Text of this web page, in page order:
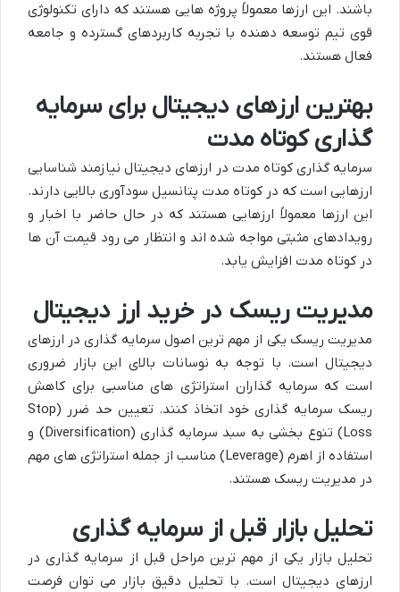
باشند. این ارزها معمولاً پروژه هایی هستند که دارای تکنولوژی
قوی تیم توسعه دهنده با تجربه کاربردهای گسترده و جامعه
فعال هستند.
بهترین ارزهای دیجیتال برای سرمایه
گذاری کوتاه مدت
سرمایه گذاری کوتاه مدت در ارزهای دیجیتال نیازمند شناسایی
ارزهایی است که در کوتاه مدت پتانسیل سودآوری بالایی دارند.
این ارزها معمولاً ارزهایی هستند که در حال حاضر با اخبار و
رویدادهای مثبتی مواجه شده اند و انتظار می رود قیمت آن ها
در کوتاه مدت افزایش یابد.
مدیریت ریسک در خرید ارز دیجیتال
مدیریت ریسک یکی از مهم ترین اصول سرمایه گذاری در ارزهای
دیجیتال است. با توجه به نوسانات بالای این بازار ضروری
است که سرمایه گذاران استراتژی های مناسبی برای کاهش
ریسک سرمایه گذاری خود اتخاذ کنند. تعیین حد ضرر (Stop
Loss) تنوع بخشی به سبد سرمایه گذاری (Diversification) و
استفاده از اهرم (Leverage) مناسب از جمله استراتژی های مهم
در مدیریت ریسک هستند.
تحلیل بازار قبل از سرمایه گذاری
تحلیل بازار یکی از مهم ترین مراحل قبل از سرمایه گذاری در
ارزهای دیجیتال است. با تحلیل دقیق بازار می توان فرصت